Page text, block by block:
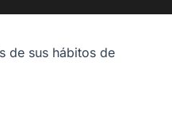
de sus hábitos de